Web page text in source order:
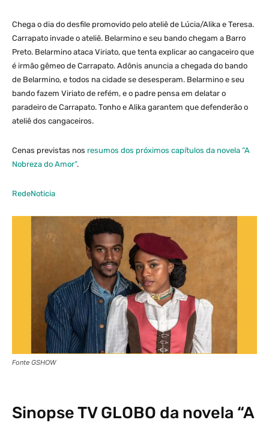
Chega o dia do desfile promovido pelo ateliê de Lúcia/Alika e Teresa.
Carrapato invade o ateliê. Belarmino e seu bando chegam a Barro
Preto. Belarmino ataca Viriato, que tenta explicar ao cangaceiro que
é irmão gêmeo de Carrapato. Adônis anuncia a chegada do bando
de Belarmino, e todos na cidade se desesperam. Belarmino e seu
bando fazem Viriato de refém, e o padre pensa em delatar o
paradeiro de Carrapato. Tonho e Alika garantem que defenderão o
ateliê dos cangaceiros.
Cenas previstas nos resumos dos próximos capítulos da novela “A
Nobreza do Amor”.
RedeNoticia
Fonte GSHOW
SinopseTV GLOBO da novela “A